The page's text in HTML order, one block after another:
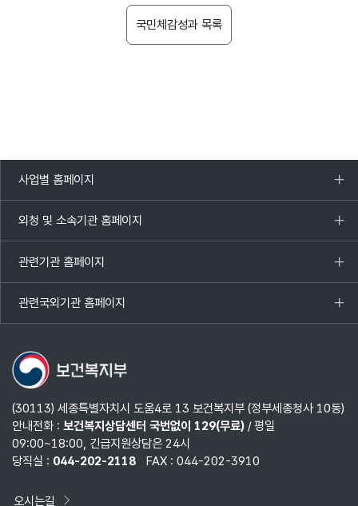
국민체감성과 목록
사업별 홈페이지
목록
열기
외청 및 소속기관 홈페이지
목록
열기
관련기관 홈페이지
목록
열기
관련국외기관 홈페이지
목록
열기
(30113) 세종특별자치시 도움4로 13 보건복지부 (정부세종청사 10동)
안내전화 : 보건복지상담센터 국번없이 129(무료)/ 평일
09:00~18:00, 긴급지원상담은 24시
당직실 : 044-202-2118 FAX : 044-202-3910
오시는길